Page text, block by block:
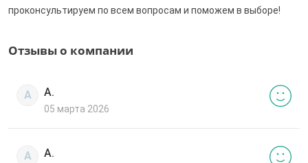
проконсультируем по всем вопросам и поможем в выборе!
Отзывы о компании
А А.
05 марта 2026
А А.